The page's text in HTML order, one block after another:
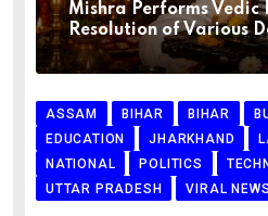
Mishra Performs Vedic
Resolution of Various
ASSAM BIHAR BIHAR
EDUCATION
JHARKHAND
NATIONAL
POLITICS
UTTAR PRADESH
VIRAL NEWS